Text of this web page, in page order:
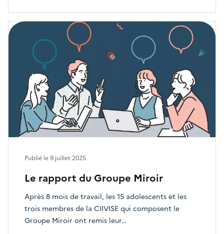
Le rapport du Groupe Miroir
Après 8 mois de travail, les 15 adolescents et les
trois membres de la CIIVISE qui composent le
Groupe Miroir ont remis leur…
Publié le9 juillet 2025